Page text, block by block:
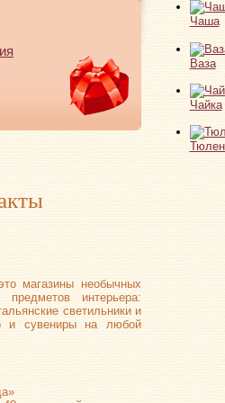
магазины необычных
интерьера:
светильники и
и сувениры на любой
Чаша
Ваза
Чайка